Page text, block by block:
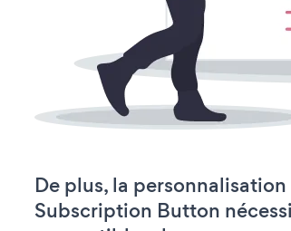
De plus, la
Subscription Button